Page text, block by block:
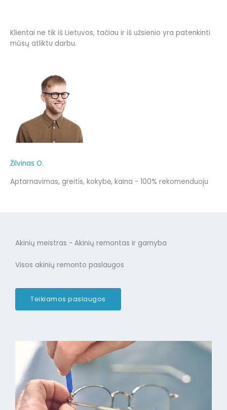
Klientai ne tik iš Lietuvos, tačiau ir iš užsienio yra patenkinti
mūsų atliktu darbu.
Žilvinas O.
Aptarnavimas, greitis, kokybė, kaina - 100% rekomenduoju
Akinių meistras - Akinių remontas ir gamyba
Visos akinių remonto paslaugos
Teikiamos paslaugos